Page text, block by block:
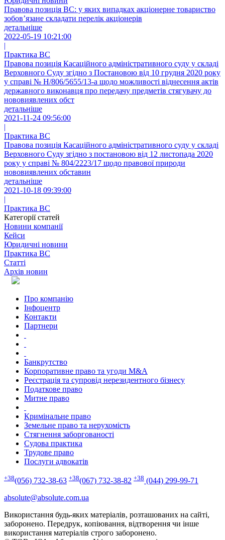
Правова позиція ВС: у яких випадках акціонерне товариство
зобов’язане складати перелік акціонерів
детальніше
2022-05-19 10:21:00
|
Практика ВС
Правова позиція Касаційного адміністративного суду у складі
Верховного Суду згідно з Постановою від 10 грудня 2020 року
у справі № Н/806/5655/13-а щодо можливості віднесення актів
державного виконавця про передачу предметів стягувачу до
нововиявлених обст
детальніше
2021-11-24 09:56:00
|
Практика ВС
Правова позиція Касаційного адміністративного суду у складі
Верховного Суду згідно з постановою від 12 листопада 2020
року у справі № 804/2223/17 щодо правової природи
нововиявлених обставин
детальніше
2021-10-18 09:39:00
|
Практика ВС
Категорії статей
Новини компанії
Кейси
Юридичні новини
Практика ВС
Статті
Архів новин
Про компанію
Інфоцентр
Контакти
Партнери
Банкрутство
Корпоративне право та угоди M&A
Реєстрація та супровід нерезидентного бізнесу
Податкове право
Митне право
Кримінальне право
Земельне право та нерухомість
Стягнення заборгованості
Судова практика
Трудове право
Послуги адвокатів
+38(056) 732-38-63 +38(067) 732-38-82 +38 (044) 299-99-71
absolute@absolute.com.ua
Використання будь-яких матеріалів, розташованих на сайті,
заборонено. Передрук, копіювання, відтворення чи інше
використання матеріалів строго заборонено.